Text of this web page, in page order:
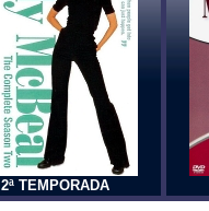
2ª TEMPORADA